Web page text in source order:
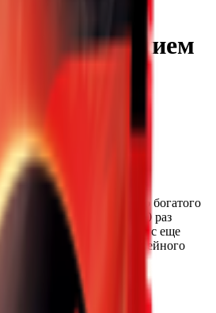
Gold
с добавлением
Gold. Секрет его богатого
арабики, помолотых в 10 раз
идеальной чашкой кофе с еще
из самой глубины кофейного